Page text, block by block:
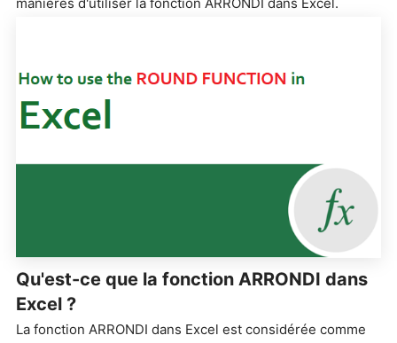
Qu'est-ce que la fonction ARRONDI dans
Excel ?
La fonction ARRONDI dans Excel est considérée comme